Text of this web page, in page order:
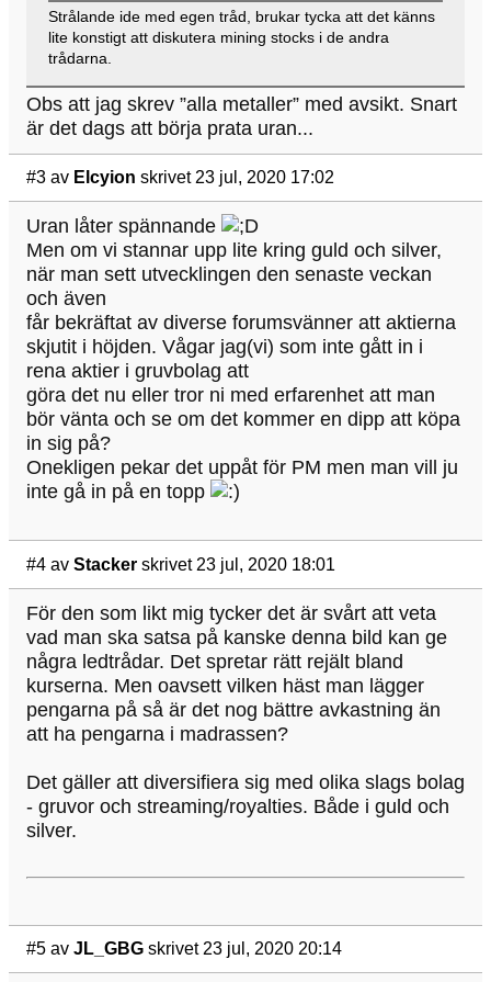
Strålande ide med egen tråd, brukar tycka att det känns
lite konstigt att diskutera mining stocks i de andra
trådarna.
Obs att jag skrev ”alla metaller” med avsikt. Snart
är det dags att börja prata uran...
#3 av Elcyion skrivet 23 jul, 2020 17:02
Uran låter spännande
Men om vi stannar upp lite kring guld och silver,
när man sett utvecklingen den senaste veckan
och även
får bekräftat av diverse forumsvänner att aktierna
skjutit i höjden. Vågar jag(vi) som inte gått in i
rena aktier i gruvbolag att
göra det nu eller tror ni med erfarenhet att man
bör vänta och se om det kommer en dipp att köpa
in sig på?
Onekligen pekar det uppåt för PM men man vill ju
inte gå in på en topp
#4 av Stacker skrivet 23 jul, 2020 18:01
För den som likt mig tycker det är svårt att veta
vad man ska satsa på kanske denna bild kan ge
några ledtrådar. Det spretar rätt rejält bland
kurserna. Men oavsett vilken häst man lägger
pengarna på så är det nog bättre avkastning än
att ha pengarna i madrassen?
Det gäller att diversifiera sig med olika slags bolag
- gruvor och streaming/royalties. Både i guld och
silver.
#5 av JL_GBG skrivet 23 jul, 2020 20:14